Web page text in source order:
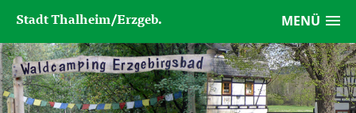
MENÜ
Stadt Thalheim/Erzgeb.